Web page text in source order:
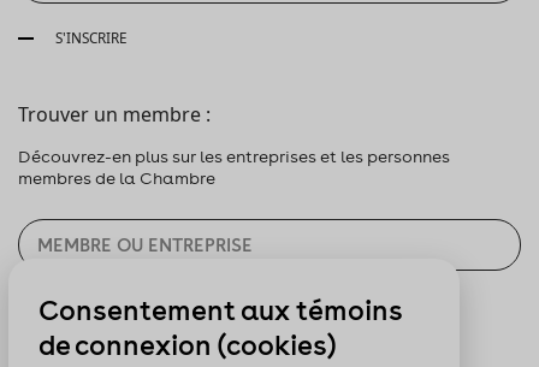
S'INSCRIRE
Trouver un membre :
Découvrez-en plus sur les entreprises et les personnes
membres de la Chambre
CHERCHER
Consentement aux témoins
de connexion (cookies)